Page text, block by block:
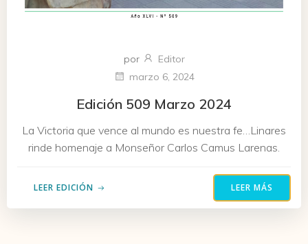
por
Editor
marzo 6, 2024
Edición 509 Marzo 2024
La Victoria que vence al mundo es nuestra fe…Linares
rinde homenaje a Monseñor Carlos Camus Larenas.
LEER EDICIÓN LEER MÁS